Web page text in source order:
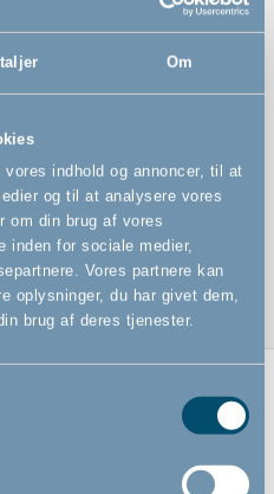
Om
indhold og annoncer, til at
og til at analysere vores
om din brug af vores
inden for sociale medier,
Vores partnere kan
oplysninger, du har givet dem,
brug af deres tjenester.
certificeret